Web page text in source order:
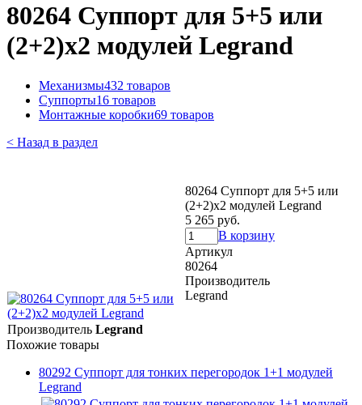
80264 Суппорт для 5+5 или
(2+2)х2 модулей Legrand
Механизмы432 товаров
Суппорты16 товаров
Монтажные коробки69 товаров
< Назад в раздел
80264 Суппорт для 5+5 или
(2+2)х2 модулей Legrand
5 265 руб.
В корзину
Артикул
80264
Производитель
Legrand
Производитель Legrand
Похожие товары
80292 Суппорт для тонких перегородок 1+1 модулей
Legrand